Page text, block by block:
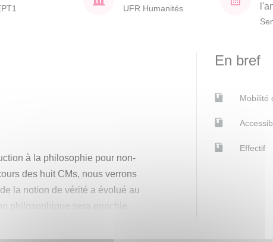
UFR Humanités
à la philosophie pour non-
des huit CMs, nous verrons
la notion de vérité a évolué au
philosophique sera enrichie
scientifiques, les deux guerres
En bref
Mobilité
Effectif